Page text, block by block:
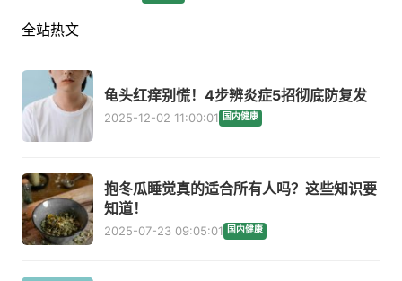
全站热文
龟头红痒别慌！4步辨炎症5招彻底防复发
2025-12-02 11:00:01 国内健康
抱冬瓜睡觉真的适合所有人吗？这些知识要
知道！
2025-07-23 09:05:01 国内健康